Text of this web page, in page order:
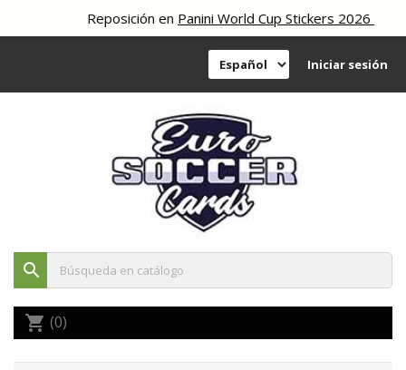
Reposición enPanini World Cup Stickers 2026
Iniciar sesión
search
shopping_cart (0)